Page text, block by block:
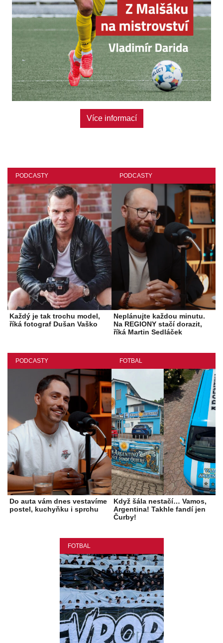
Více informací
PODCASTY
Každý je tak trochu model,
říká fotograf Dušan Vaško
PODCASTY
Neplánujte každou minutu.
Na REGIONY stačí dorazit,
říká Martin Sedláček
PODCASTY
Do auta vám dnes vestavíme
postel, kuchyňku i sprchu
FOTBAL
Když šála nestačí… Vamos,
Argentina! Takhle fandí jen
Čurby!
FOTBAL